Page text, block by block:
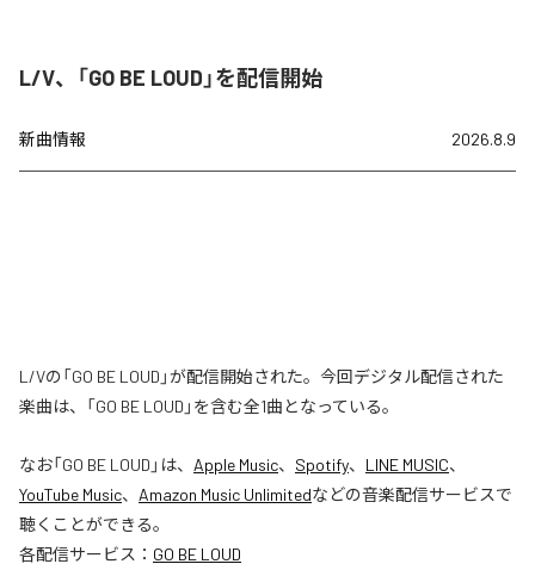
L/V、「GO BE LOUD」を配信開始
新曲情報 2026.8.9
L/Vの「GO BE LOUD」が配信開始された。今回デジタル配信された
楽曲は、「GO BE LOUD」を含む全1曲となっている。
なお「GO BE LOUD 」は、 Apple Music、 Spotify、 LINE MUSIC、
YouTube Music、 Amazon Music Unlimitedなどの音楽配信サービスで
聴くことができる。
各配信サービス： GO BE LOUD